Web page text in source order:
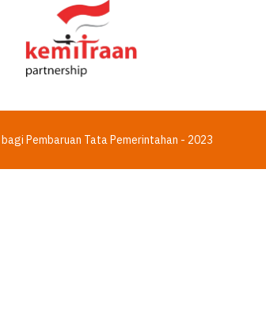
Pembaruan Tata Pemerintahan - 2023